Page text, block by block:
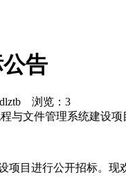
告
浏览： 3
与文件管理系统建设
目进行公开招标。现